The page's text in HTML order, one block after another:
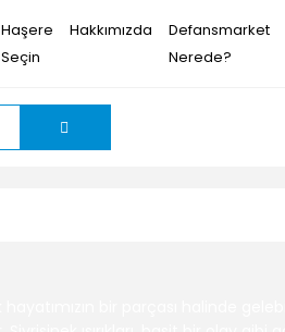
Haşere
Seçin
Hakkımızda
Defansmarket
Nerede?